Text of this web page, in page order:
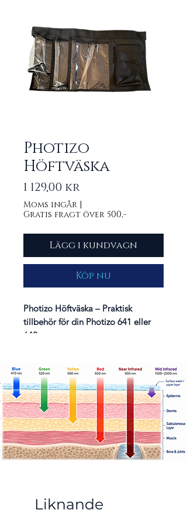
Photizo
Höftväska
1 129,00 krPris
Moms ingår |
Gratis fragt över 500,-
Lägg i kundvagn
Köp nu
Photizo Höftväska – Praktisk
tillbehör för din Photizo 641 eller
642
höftväska
, som är speciellt designad
förPhotizo 641 och Photizo 642.
Väskan gör det enkelt att arbeta fritt
och professionellt – bådei kliniken
och ute i fältet– utan att behöva
hålla i olika delar som kabel och
smidigt runt klienten eller djuret.
Liknande